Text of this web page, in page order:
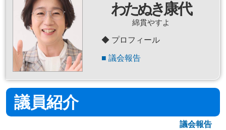
わたぬき康代
綿貫やすよ
プロフィール
議会報告
議員紹介
議会報告